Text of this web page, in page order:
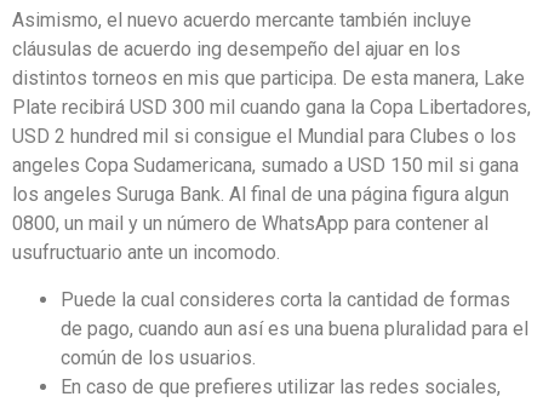
Asimismo, el nuevo acuerdo mercante también incluye
cláusulas de acuerdo ing desempeño del ajuar en los
distintos torneos en mis que participa. De esta manera, Lake
Plate recibirá USD 300 mil cuando gana la Copa Libertadores,
USD 2 hundred mil si consigue el Mundial para Clubes o los
angeles Copa Sudamericana, sumado a USD 150 mil si gana
los angeles Suruga Bank. Al final de una página figura algun
0800, un mail y un número de WhatsApp para contener al
usufructuario ante un incomodo.
Puede la cual consideres corta la cantidad de formas
de pago, cuando aun así es una buena pluralidad para el
común de los usuarios.
En caso de que prefieres utilizar las redes sociales,